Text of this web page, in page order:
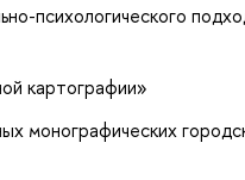
психологического
картографии»
монографических